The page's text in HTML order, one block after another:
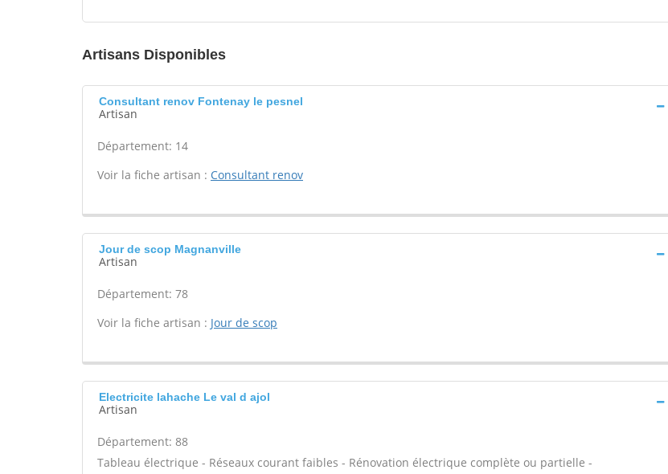
Artisans Disponibles
Consultant renov Fontenay le pesnel
Artisan
Département: 14
Voir la fiche artisan : Consultant renov
Jour de scop Magnanville
Artisan
Département: 78
Voir la fiche artisan : Jour de scop
Electricite lahache Le val d ajol
Artisan
Département: 88
Tableau électrique - Réseaux courant faibles - Rénovation électrique complète ou partielle -